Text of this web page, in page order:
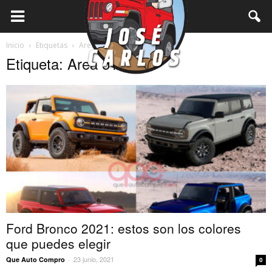
Inicio Etiquetas Area 51
Etiqueta: Area 51
Ford Bronco 2021: estos son los colores
que puedes elegir
Que Auto Compro - 23 junio, 2021 0